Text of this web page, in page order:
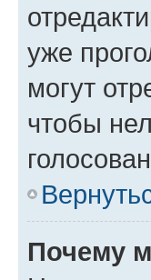
уже
могут
чтобы
Почему